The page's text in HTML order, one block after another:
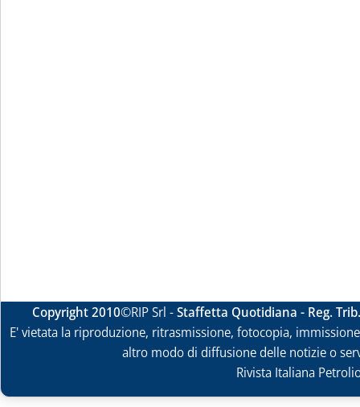
Copyright 2010©RIP Srl -Staffetta Quotidiana - Reg.
E' vietata la riproduzione, ritrasmissione, fotocopia,
altro modo di diffusione delle notizie o
Rivista Italiana